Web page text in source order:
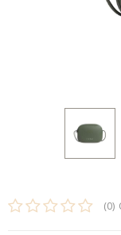
(0)